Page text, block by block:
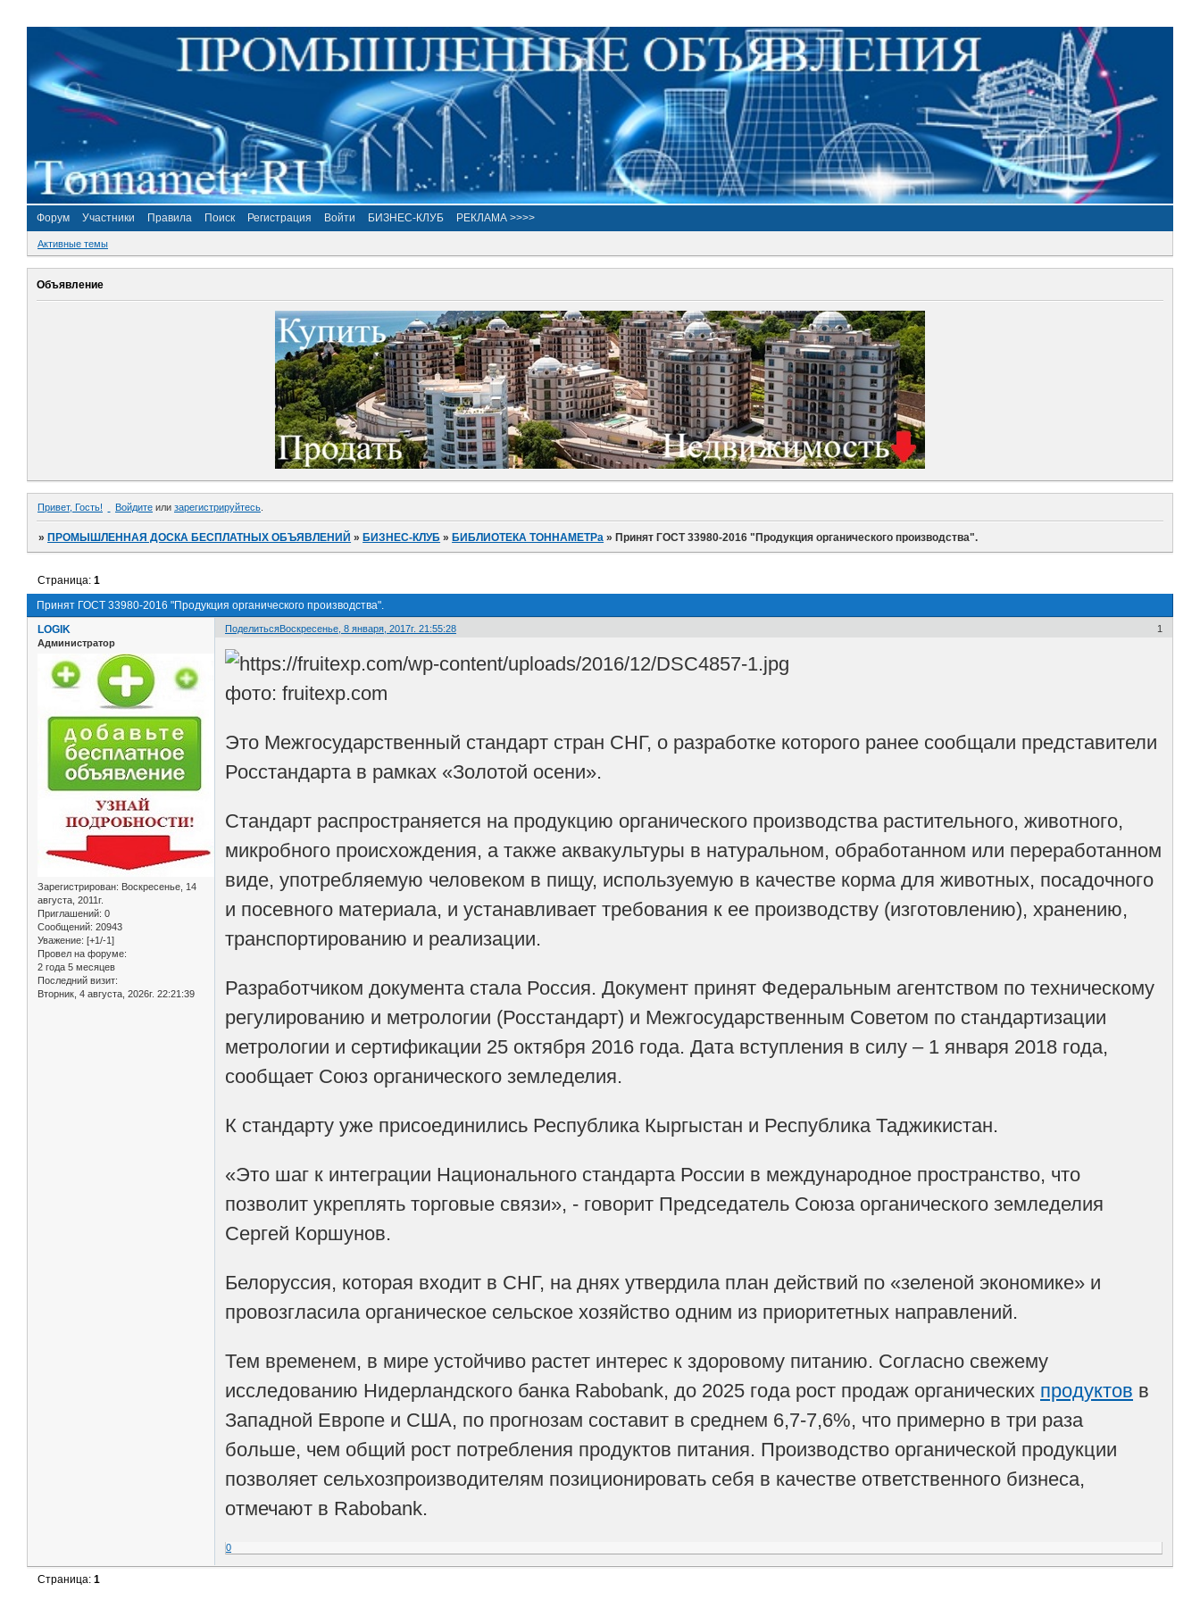
Форум Участники Правила Поиск Регистрация Войти БИЗНЕС-КЛУБ РЕКЛАМА >>>>
Активные темы
Объявление
Привет, Гость! Войдите или зарегистрируйтесь
»ПРОМЫШЛЕННАЯ ДОСКА БЕСПЛАТНЫХ ОБЪЯВЛЕНИЙ »БИЗНЕС-КЛУБ »БИБЛИОТЕКА ТОННАМЕТРа »Принят ГОСТ 33980-2016 "Продукция органического производства".
Принят ГОСТ 33980-2016 "Продукция органического производства".
Страница:1
Поделиться 1
Воскресенье, 8 января, 2017г. 21:55:28
LOGIK
Администратор
Зарегистрирован: Воскресенье, 14
августа, 2011г.
Приглашений: 0
Сообщений: 20943
Уважение: [+1/-1]
Провел на форуме:
2 года 5 месяцев
Последний визит:
Вторник, 4 августа, 2026г. 22:21:39
фото: fruitexp.com
Это Межгосударственный стандарт стран СНГ, о разработке которого ранее сообщали представители
Росстандарта в рамках «Золотой осени».
Стандарт распространяется на продукцию органического производства растительного, животного,
микробного происхождения, а также аквакультуры в натуральном, обработанном или переработанном
виде, употребляемую человеком в пищу, используемую в качестве корма для животных, посадочного
и посевного материала, и устанавливает требования к ее производству (изготовлению), хранению,
транспортированию и реализации.
Разработчиком документа стала Россия. Документ принят Федеральным агентством по техническому
регулированию и метрологии (Росстандарт) и Межгосударственным Советом по стандартизации
метрологии и сертификации 25 октября 2016 года. Дата вступления в силу – 1 января 2018 года,
сообщает Союз органического земледелия.
К стандарту уже присоединились Республика Кыргыстан и Республика Таджикистан.
«Это шаг к интеграции Национального стандарта России в международное пространство, что
позволит укреплять торговые связи», - говорит Председатель Союза органического земледелия
Сергей Коршунов.
Белоруссия, которая входит в СНГ, на днях утвердила план действий по «зеленой экономике» и
провозгласила органическое сельское хозяйство одним из приоритетных направлений.
Тем временем, в мире устойчиво растет интерес к здоровому питанию. Согласно свежему
исследованию Нидерландского банка Rabobank, до 2025 года рост продаж органических продуктов в
Западной Европе и США, по прогнозам составит в среднем 6,7-7,6%, что примерно в три раза
больше, чем общий рост потребления продуктов питания. Производство органической продукции
позволяет сельхозпроизводителям позиционировать себя в качестве ответственного бизнеса,
отмечают в Rabobank.
0
Страница:1